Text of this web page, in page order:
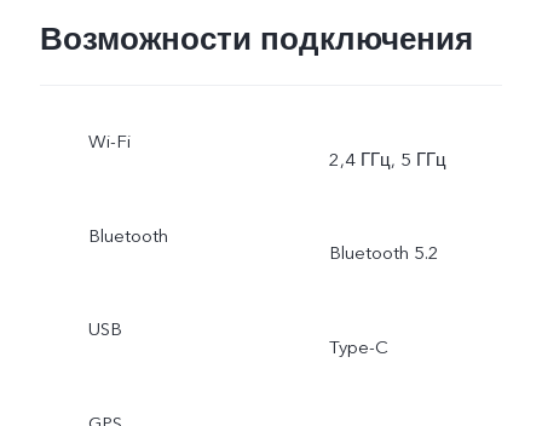
Возможности подключения
Wi-Fi
2,4 ГГц, 5 ГГц
Bluetooth
Bluetooth 5.2
USB
Type-C